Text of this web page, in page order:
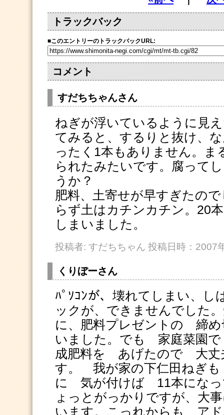
トラックバック
■このエントリーのトラックバックURL:
コメント
すだちちゃんさん
ねぎが浮いているように見
てみると、するりと抜け、
ったく1本もありません。ま
られたみたいです。腐って
うか？
肥料、土寄せが早すぎたの
らず土はカチンカチン。20
しまいました。
投稿者: すだちちゃん 投稿日時：2007
くりぼーさん
ﾊﾟｿｺﾝが、壊れてしまい、し
ックが、できませんでした
に、肥料プレゼントの 締め
いました。でも 家庭菜園
成肥料を あげたので 大丈
す。 我が家の下仁田ねぎ
に 気が付けば 11本になっ
ょっとがっかりですが、大
います。こっれからも ア